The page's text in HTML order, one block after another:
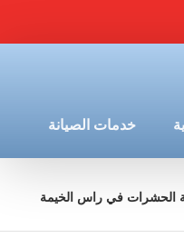
خدمات الصيانة
الحشرات في راس الخيمة